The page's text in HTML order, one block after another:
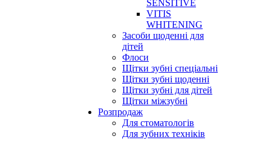
SENSITIVE
VITIS
WHITENING
Засоби щоденні для
дітей
Флоси
Щітки зубні спеціальні
Щітки зубні щоденні
Щітки зубні для дітей
Щітки міжзубні
Розпродаж
Для стоматологів
Для зубних техніків